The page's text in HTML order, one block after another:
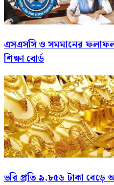
এসএসসি ও সমমানের ফলাফল
শিক্ষা বোর্ড
ভরি প্রতি ৯,৮৫৬ টাকা বেড়ে